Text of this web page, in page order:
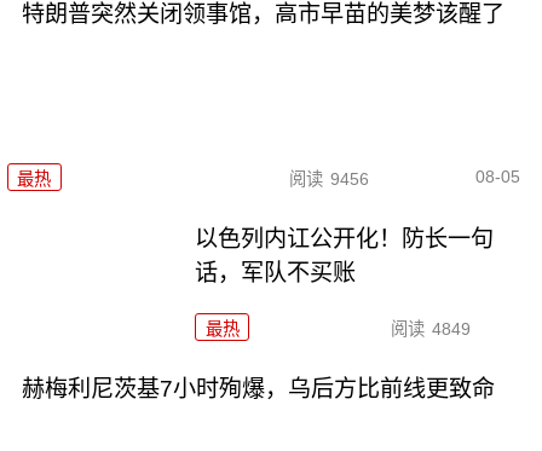
特朗普突然关闭领事馆，高市早苗的美梦该醒了
最热 阅读 9456 08-05
以色列内讧公开化！防长一句
话，军队不买账
最热 阅读 4849
赫梅利尼茨基7小时殉爆，乌后方比前线更致命